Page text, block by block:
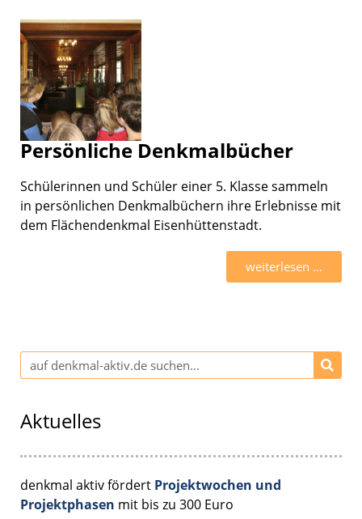
Persönliche Denkmalbücher
Schüle­rin­nen und Schüler einer 5. Klasse sammeln
in persön­li­chen Denkmal­bü­chern ihre Erleb­nisse mit
dem Flächen­denk­mal Eisen­hüt­ten­stadt.
weiter­le­sen …
Aktuelles
denkmal aktiv fördert Projektwochen und
Projektphasen mit bis zu 300 Euro